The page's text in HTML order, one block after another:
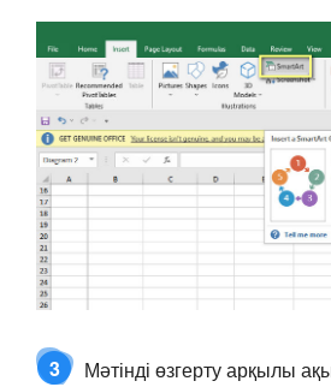
3
Мәтінді өзгерту арқылы